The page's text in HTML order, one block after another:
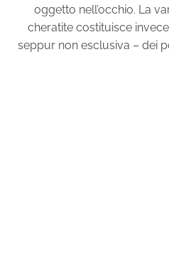
oggetto nell’occhio. La
cheratite costituisce
seppur non esclusiva – dei